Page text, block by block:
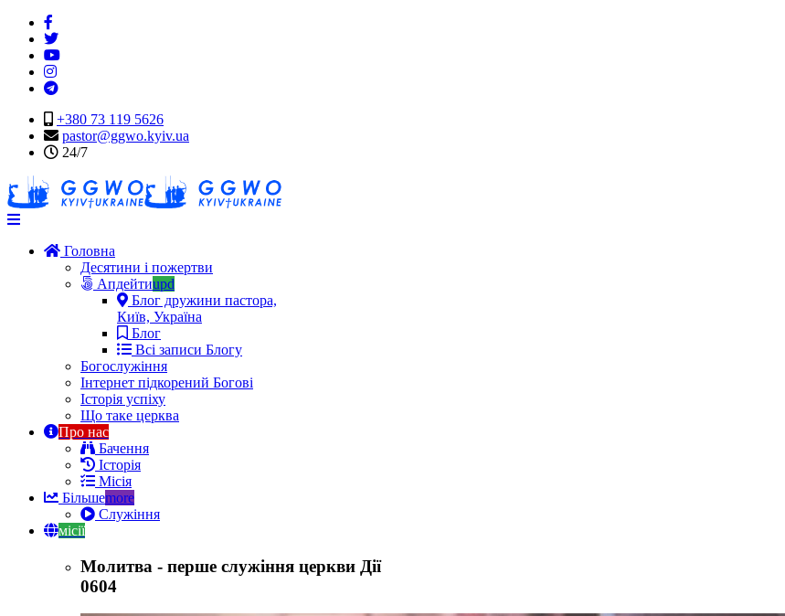
+380 73 119 5626
pastor@ggwo.kyiv.ua
24/7
Navigation
Головна
Десятини і пожертви
Апдейтиupd
Блог дружини пастора,
Київ, Україна
Блог
Всі записи Блогу
Богослужіння
Інтернет підкорений Богові
Історія успіху
Що таке церква
Про нас
Бачення
Історія
Місія
Більшеmore
Служіння
місії
Молитва - перше служіння церкви Дії
0604